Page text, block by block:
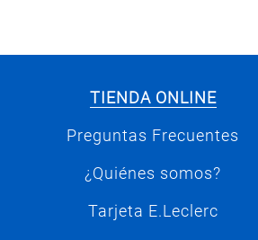
TIENDA ONLINE
Preguntas Frecuentes
¿Quiénes somos?
Tarjeta E.Leclerc